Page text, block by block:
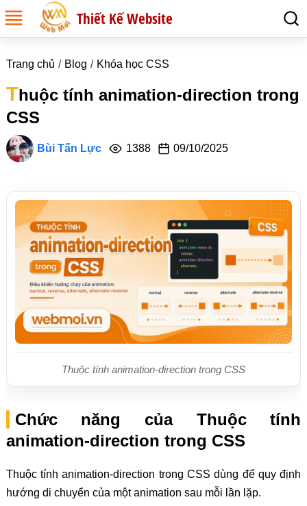
Thiết Kế Website
Trang chủ Blog Khóa học CSS
Thuộc tính animation-direction trong
CSS
Bùi Tấn Lực 1388 09/10/2025
Thuộc tính animation-direction trong CSS
Chức năng của Thuộc tính
animation-direction trong CSS
Thuộc tính animation-direction trong CSS dùng để quy định
hướng di chuyển của một animation sau mỗi lần lặp.